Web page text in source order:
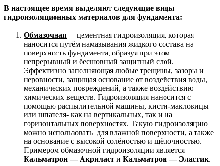
В настоящее время выделяют следующие виды
гидроизоляционных материалов для фундамента:
Обмазочная— цементная гидроизоляция, которая
наносится путём намазывания жидкого состава на
поверхность фундамента, образуя при этом
непрерывный и бесшовный защитный слой.
Эффективно заполняющая любые трещины, зазоры и
неровности, защищая основание от воздействия воды,
механических повреждений, а также воздействию
химических веществ. Гидроизоляция наносится с
помощью распылительной машины, кисти-макловицы
или шпателя- как на вертикальных, так и на
горизонтальных поверхностях. Такую гидроизоляцию
можно использовать для влажной поверхности, а также
на основание с высокой солёностью и щёлочностью.
Примером обмазочной гидроизоляции является
Кальматрон — Акриласт и Кальматрон — Эластик.